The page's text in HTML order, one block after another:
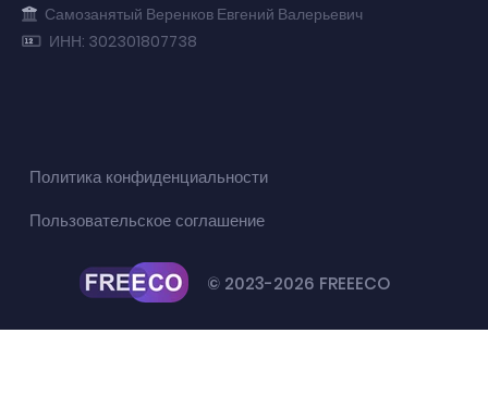
Самозанятый Веренков Евгений Валерьевич
ИНН: 302301807738
© 2023-2026 FREEECO
Политика конфиденциальности
Пользовательское соглашение